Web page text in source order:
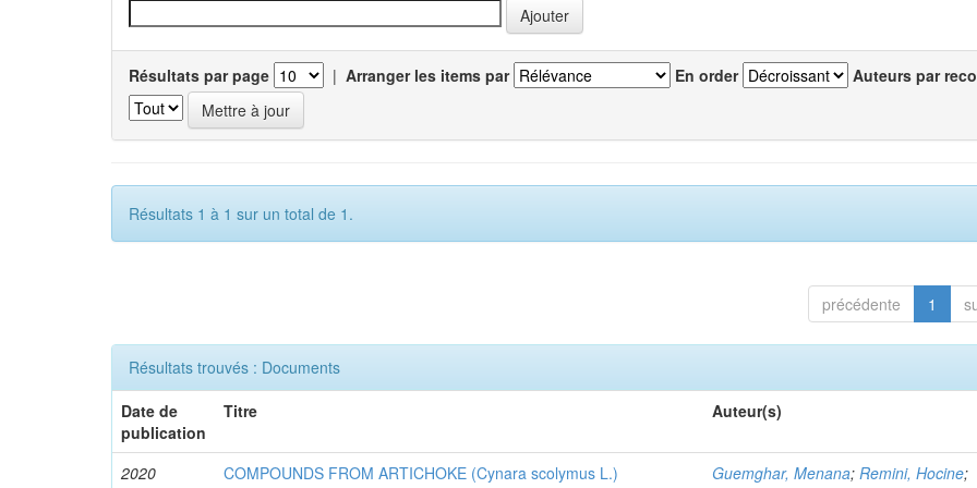
Résultats par page | Arranger les items par En order Auteurs par
Résultats 1 à 1 sur un total de 1.
précédente 1
Résultats trouvés : Documents
Date de
publication
Titre Auteur(s)
2020
COMPOUNDS FROM ARTICHOKE (Cynara scolymus L.)
Guemghar, Menana;Remini, Hocine;